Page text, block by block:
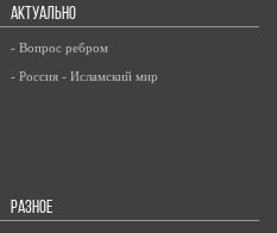
АКТУАЛЬНО
- Вопрос ребром
- Россия - Исламский мир
РАЗНОЕ